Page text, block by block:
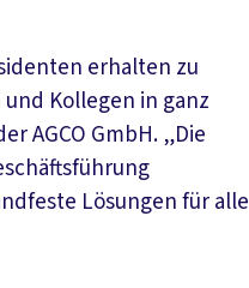
erhalten zu
Kollegen in ganz
AGCO GmbH. „Die
Lösungen für alle